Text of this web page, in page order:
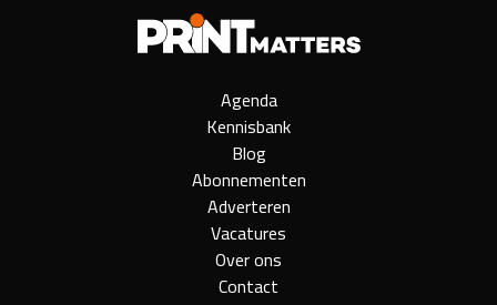
Agenda
Kennisbank
Blog
Abonnementen
Adverteren
Vacatures
Over ons
Contact